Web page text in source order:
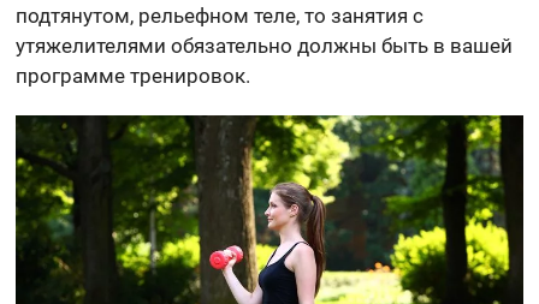
подтянутом, рельефном теле, то занятия с
утяжелителями обязательно должны быть в вашей
программе тренировок.